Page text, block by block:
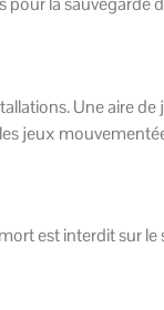
Une aire
jeux
est interdit sur